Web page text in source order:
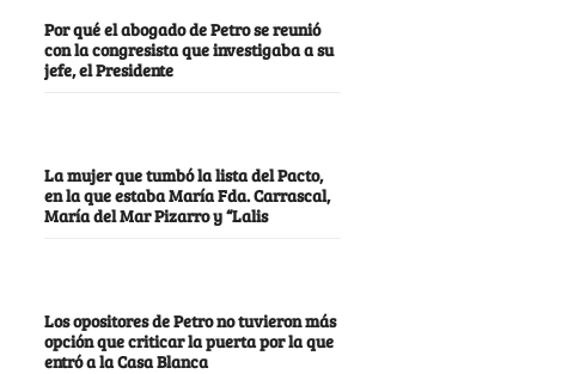
Por qué el abogado de Petro se reunió
con la congresista que investigaba a su
jefe, el Presidente
La mujer que tumbó la lista del Pacto,
en la que estaba María Fda. Carrascal,
María del Mar Pizarro y “Lalis
Los opositores de Petro no tuvieron más
opción que criticar la puerta por la que
entró a la Casa Blanca